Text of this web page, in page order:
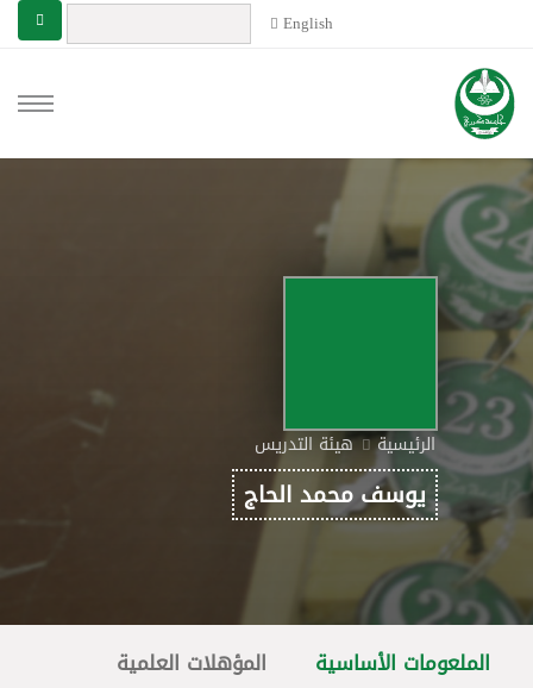
English
الرئيسية هيئة التدريس
يوسف محمد الحاج
الملعومات الأساسية المؤهلات العلمية